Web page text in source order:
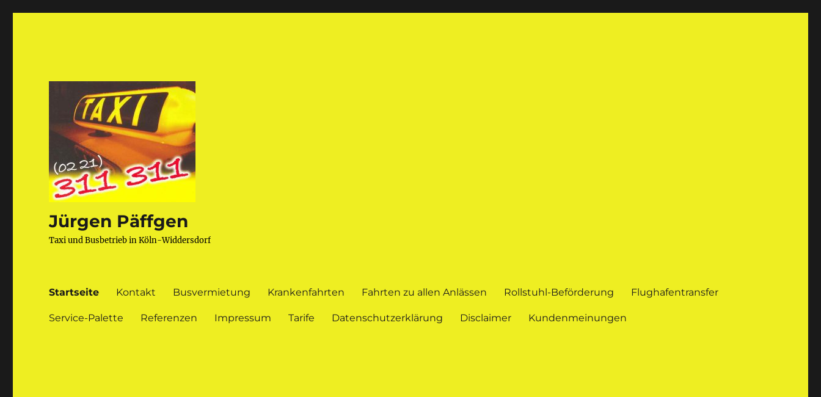
Jürgen Päffgen
Taxi und Busbetrieb in Köln-Widdersdorf
Startseite Kontakt Busvermietung Krankenfahrten Fahrten zu allen Anlässen Rollstuhl-Beförderung Flughafentransfer
Service-Palette Referenzen Impressum Tarife Datenschutzerklärung Disclaimer Kundenmeinungen